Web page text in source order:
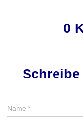
0
Name *